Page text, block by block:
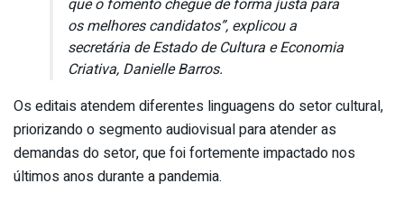
os melhores candidatos”, explicou a
secretária de Estado de Cultura e Economia
Criativa, Danielle Barros.
Os editais atendem diferentes linguagens do setor cultural,
priorizando o segmento audiovisual para atender as
demandas do setor, que foi fortemente impactado nos
últimos anos durante a pandemia.